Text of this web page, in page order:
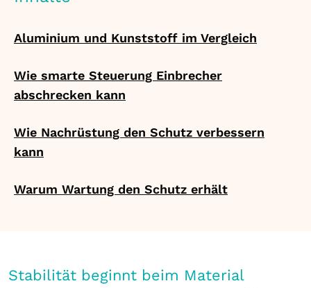
Aluminium und Kunststoff im Vergleich
Wie smarte Steuerung Einbrecher
abschrecken kann
Wie Nachrüstung den Schutz verbessern
kann
Warum Wartung den Schutz erhält
Stabilität beginnt beim Material